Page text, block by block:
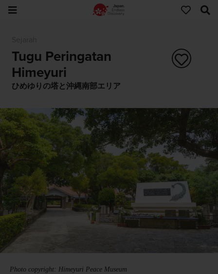
Tugu Peringatan
Himeyuri
ひめゆりの塔と沖縄南部エリア
Photo copyright: Himeyuri Peace Museum